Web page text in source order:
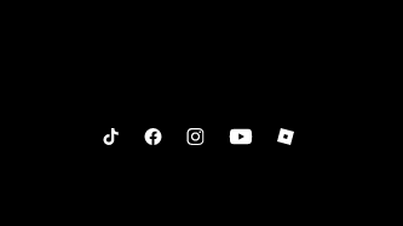
TiktokFacebookInstagram
YouTubeRoblox